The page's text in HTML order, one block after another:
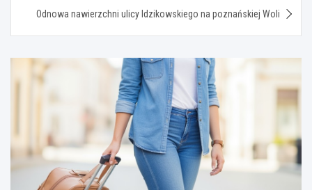
Odnowa nawierzchni ulicy Idzikowskiego na poznańskiej Woli